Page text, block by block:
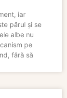
iar
părul și se
albe nu
pe
fără să